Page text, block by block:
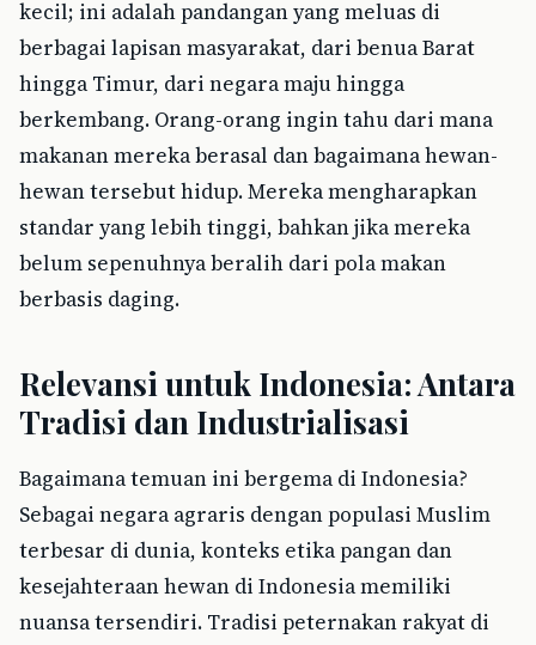
kecil; ini adalah pandangan yang meluas di
berbagai lapisan masyarakat, dari benua Barat
hingga Timur, dari negara maju hingga
berkembang. Orang-orang ingin tahu dari mana
makanan mereka berasal dan bagaimana hewan-
hewan tersebut hidup. Mereka mengharapkan
standar yang lebih tinggi, bahkan jika mereka
belum sepenuhnya beralih dari pola makan
berbasis daging.
Relevansi untuk Indonesia: Antara
Tradisi dan Industrialisasi
Bagaimana temuan ini bergema di Indonesia?
Sebagai negara agraris dengan populasi Muslim
terbesar di dunia, konteks etika pangan dan
kesejahteraan hewan di Indonesia memiliki
nuansa tersendiri. Tradisi peternakan rakyat di